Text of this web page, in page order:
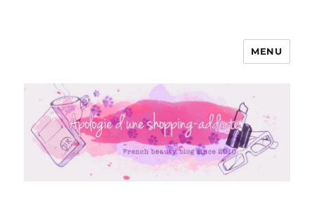
Apologie d'une Shopping-addicte
MENU